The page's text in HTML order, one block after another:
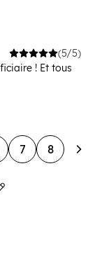
(5/5)
! Et tous
7 8